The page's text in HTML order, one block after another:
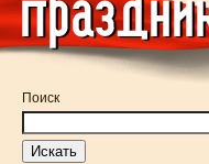
Поиск